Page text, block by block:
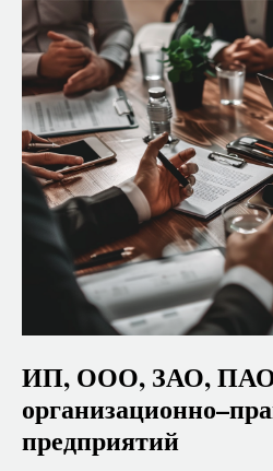
ИП, ООО, ЗАО,
предприятий